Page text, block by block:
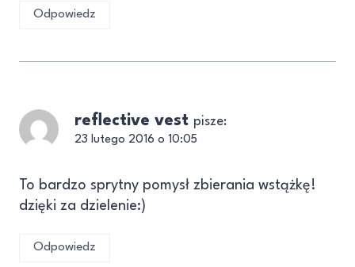
Odpowiedz
reflective vest pisze:
23 lutego 2016 o 10:05
To bardzo sprytny pomysł zbierania wstążkę!
dzięki za dzielenie:)
Odpowiedz